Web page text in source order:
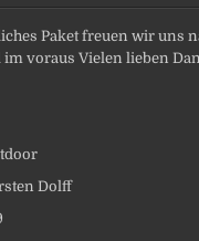
Paket freuen wir uns
im voraus Vielen lieben
Dolff